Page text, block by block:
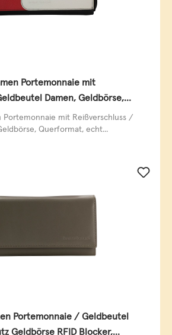
Portemonnaie mit
Damen, Geldbörse,
black/white/red
Portemonnaie mit Reißverschluss /
Querformat, echt...
Portemonnaie / Geldbeutel
Geldbörse RFID Blocker,